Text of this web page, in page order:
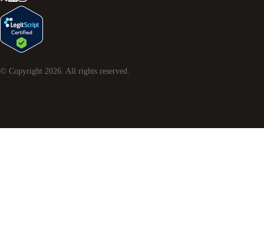
© Copyright 2026. All rights reserved.